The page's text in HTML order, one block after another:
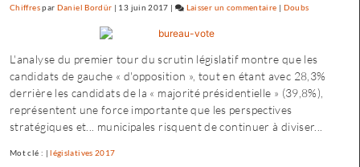
Chiffrespar Daniel Bordür | 13 juin 2017 | Laisser un commentaire on
à
Besançon
:
«
une
| Doubs
L'analyse du premier tour du scrutin législatif montre que les
candidats de gauche « d'opposition », tout en étant avec 28,3%
derrière les candidats de la « majorité présidentielle » (39,8%),
représentent une force importante que les perspectives
stratégiques et... municipales risquent de continuer à diviser...
Mot clé : |législatives 2017